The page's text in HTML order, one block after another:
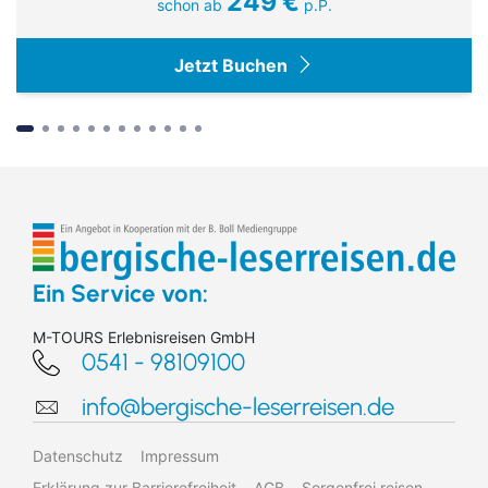
Reiseart
Bus
Eigenanreise
Schiff
Deutschland
Weltweit
schon ab
p.P.
Jetzt Buchen
Ein Service von:
M-TOURS Erlebnisreisen GmbH
0541 - 98109100
info@bergische-leserreisen.de
Datenschutz
Impressum